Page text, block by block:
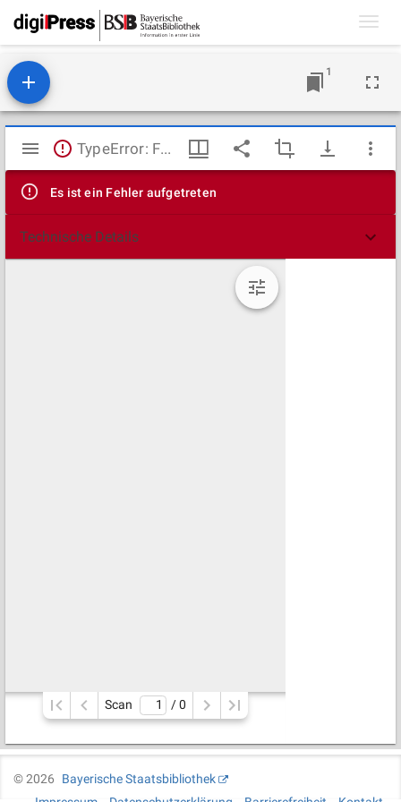
1
Mirador
Viewer
TypeError: Failed to fetch
Es ist ein Fehler aufgetreten
Technische Details
Scan / 0
©2026
Bayerische Staatsbibliothek